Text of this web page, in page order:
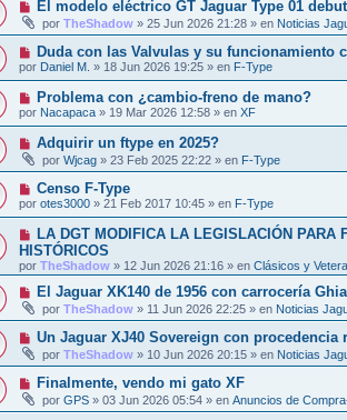
e
s
a
e
o
m
e
s
a
e
N
e
v
o
m
e
s
a
e
El modelo eléctrico GT Jaguar Type 01
por TheShadow » 25 Jun 2026 21:28 » en Noticias
N
u
e
v
o
m
e
n
s
a
e
Duda con las Valvulas y su funcionamiento
por Daniel M. » 18 Jun 2026 19:25 » en F-Type
N
u
e
o
m
e
n
s
a
e
Problema con ¿cambio-freno de mano?
por Nacapaca » 19 Mar 2026 12:58 » en XF
N
e
o
m
e
s
a
j
e
Adquirir un ftype en 2025?
por Wjcag » 23 Feb 2025 22:22 » en F-Type
N
u
e
v
o
m
e
n
a
j
e
Censo F-Type
por otes3000 » 21 Feb 2017 10:45 » en F-Type
N
u
e
v
o
m
e
n
s
a
j
e
LA DGT MODIFICA LA LEGISLACIÓN PARA
HISTÓRICOS
por TheShadow » 12 Jun 2026 21:16 » en Clásicos y
N
e
v
o
m
e
s
a
El Jaguar XK140 de 1956 con carrocería
por TheShadow » 11 Jun 2026 22:25 » en Noticias
N
e
v
o
m
e
Un Jaguar XJ40 Sovereign con procedencia
por TheShadow » 10 Jun 2026 20:15 » en Noticias
N
e
Finalmente, vendo mi gato XF
por GPS » 03 Jun 2026 05:54 » en Anuncios de